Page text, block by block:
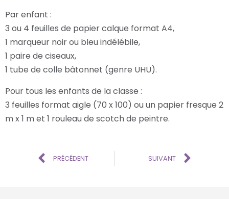
Par enfant :
3 ou 4 feuilles de papier calque format A4,
1 marqueur noir ou bleu indélébile,
1 paire de ciseaux,
1 tube de colle bâtonnet (genre UHU).
Pour tous les enfants de la classe :
3 feuilles format aigle (70 x 100) ou un papier fresque 2
m x 1 m et 1 rouleau de scotch de peintre.
PRÉCÉDENT SUIVANT